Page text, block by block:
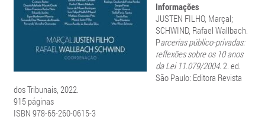
Informações
JUSTEN FILHO, Marçal;
SCHWIND, Rafael Wallbach.
Parcerias público-privadas:
reflexões sobre os 10 anos
da Lei 11.079/2004. 2. ed.
São Paulo: Editora Revista
dos Tribunais, 2022.
915 páginas
ISBN 978-65-260-0615-3